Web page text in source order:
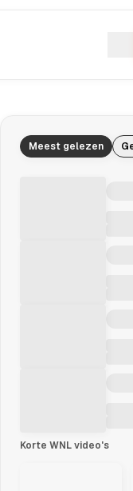
Meest gelezen
Korte WNL video's